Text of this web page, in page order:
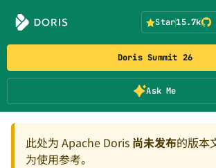
Doris Summit 26
Ask Me
Star15.7k
此处为 Apache Doris 尚未发布的版本
为使用参考。